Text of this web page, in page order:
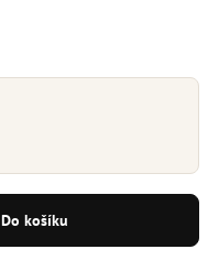
Do košíku